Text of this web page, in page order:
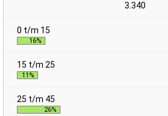
3.340
16%
11%
26%